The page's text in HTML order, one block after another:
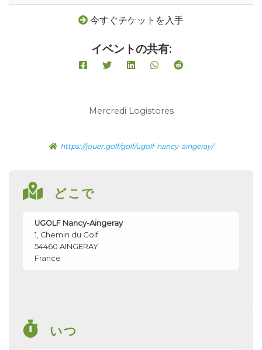
今すぐチケットを入手
イベントの共有:
Mercredi Logistores
https://jouer.golf/golf/ugolf-nancy-aingeray/
どこで
UGOLF Nancy-Aingeray
1, Chemin du Golf
54460 AINGERAY
France
いつ